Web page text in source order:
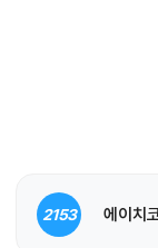
2153 에이치